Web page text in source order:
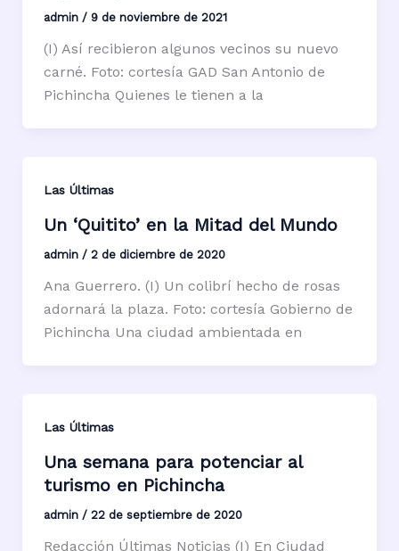
admin / 9 de noviembre de 2021
(I) Así recibieron algunos vecinos su nuevo
carné. Foto: cortesía GAD San Antonio de
Pichincha Quienes le tienen a la
Las Últimas
Un ‘Quitito’ en la Mitad del Mundo
admin / 2 de diciembre de 2020
Ana Guerrero. (I) Un colibrí hecho de rosas
adornará la plaza. Foto: cortesía Gobierno de
Pichincha Una ciudad ambientada en
Las Últimas
Una semana para potenciar al
turismo en Pichincha
admin / 22 de septiembre de 2020
Redacción Últimas Noticias (I) En Ciudad